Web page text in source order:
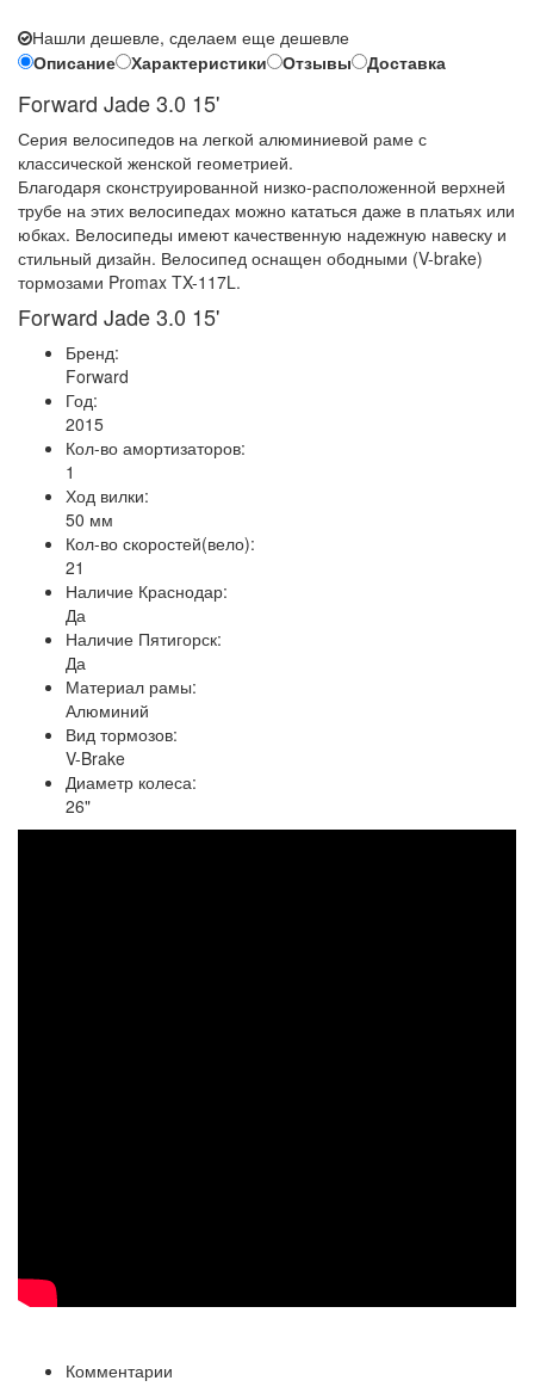
Нашли дешевле, сделаем еще дешевле
Описание
Характеристики Отзывы Доставка
Forward Jade 3.0 15'
Серия велосипедов на легкой алюминиевой раме с
классической женской геометрией.
Благодаря сконструированной низко-расположенной верхней
трубе на этих велосипедах можно кататься даже в платьях или
юбках. Велосипеды имеют качественную надежную навеску и
стильный дизайн. Велосипед оснащен ободными (V-brake)
тормозами Promax TX-117L.
Forward Jade 3.0 15'
Бренд:
Forward
Год:
2015
Кол-во амортизаторов:
1
Ход вилки:
50 мм
Кол-во скоростей(вело):
21
Наличие Краснодар:
Да
Наличие Пятигорск:
Да
Материал рамы:
Алюминий
Вид тормозов:
V-Brake
Диаметр колеса:
26"
Комментарии